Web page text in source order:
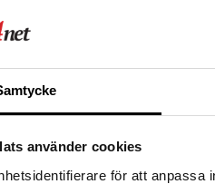
använder cookies
för att anpassa